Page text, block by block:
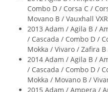
Combo D / Corsa C /
Movano B / Vauxhall
2013 Adam / Agila B /
/ Cascada / Combo D /
Mokka / Vivaro / Zafira
2014 Adam / Agila B /
/ Cascada / Combo D /
Mokka / Movano B /
2015 Adam / Ampera /